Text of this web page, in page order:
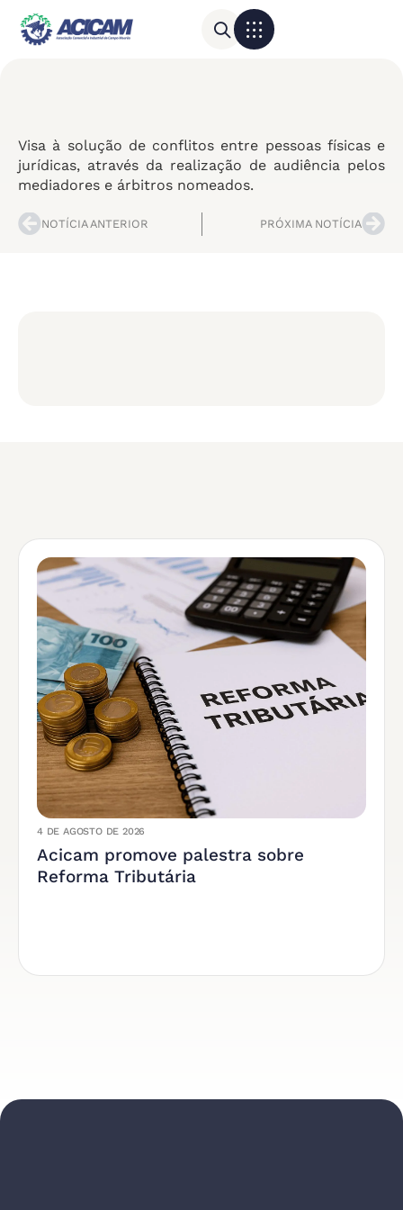
Visa à solução de conflitos entre pessoas físicas e
jurídicas, através da realização de audiência pelos
mediadores e árbitros nomeados.
NOTÍCIA ANTERIOR PRÓXIMA NOTÍCIA
4 DE AGOSTO DE 2026
Acicam promove palestra sobre
Reforma Tributária